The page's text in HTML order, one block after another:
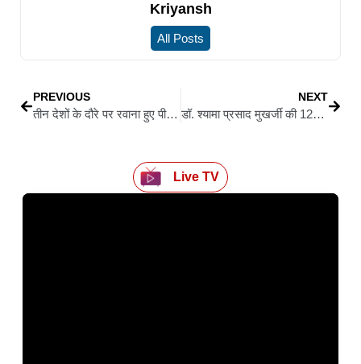
Kriyansh
All Posts
PREVIOUS
तीन देशों के दौरे पर रवाना हुए पीएम मोदी, बोले— महासागर विजन होगा और मजबूत, इंडो-पैसिफिक रणनीति को मिलेगा बल
NEXT
डॉ. श्यामा प्रसाद मुखर्जी की 125वीं जयंती पर अमित शाह का बड़ा बयान, कहा— असम-बंगाल का हिस्सा पाकिस्तान में चला जाता
Live TV